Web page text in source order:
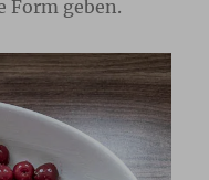
Form geben.